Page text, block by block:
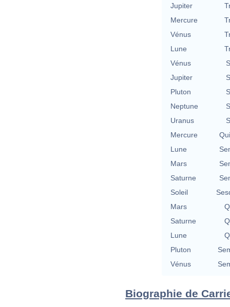
Jupiter
Mercure
Vénus
Lune
Vénus
Jupiter
Pluton
Neptune
Uranus
Mercure
Lune
Mars
Saturne
Soleil
Mars
Saturne
Lune
Pluton
Vénus
Biographie de